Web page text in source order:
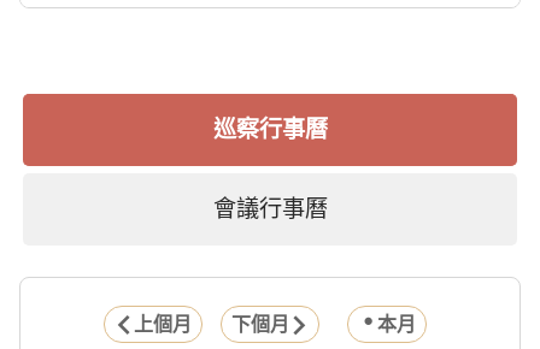
巡察行事曆
會議行事曆
上個月 下個月 本月